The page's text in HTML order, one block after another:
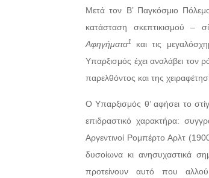
Μετά τον Β’ Παγκόσμιο
κατάσταση σκεπτικισμού –
Αφηγήματα1
και τις
Υπαρξισμός έχει αναλάβει τον
παρελθόντος και της
Ο Υπαρξισμός θ’ αφήσει το
επιδραστικό χαρακτήρα:
Αργεντινοί Ρομπέρτο Αρλτ
δυσοίωνα κι ανησυχαστικά
προτείνουν αυτό που